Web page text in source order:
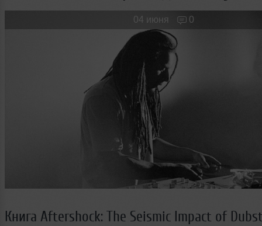
04 июня 0
Книга Aftershock: The Seismic Impact of